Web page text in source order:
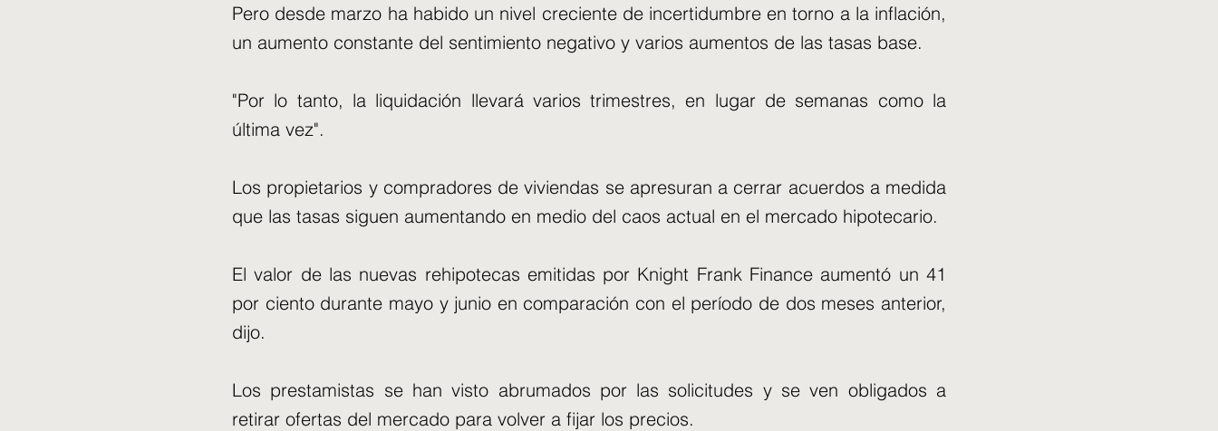
Pero desde marzo ha habido un nivel creciente de incertidumbre en torno a la inflación,
un aumento constante del sentimiento negativo y varios aumentos de las tasas base.
"Por lo tanto, la liquidación llevará varios trimestres, en lugar de semanas como la
última vez".
Los propietarios y compradores de viviendas se apresuran a cerrar acuerdos a medida
que las tasas siguen aumentando en medio del caos actual en el mercado hipotecario.
El valor de las nuevas rehipotecas emitidas por Knight Frank Finance aumentó un 41
por ciento durante mayo y junio en comparación con el período de dos meses anterior,
dijo.
Los prestamistas se han visto abrumados por las solicitudes y se ven obligados a
retirar ofertas del mercado para volver a fijar los precios.